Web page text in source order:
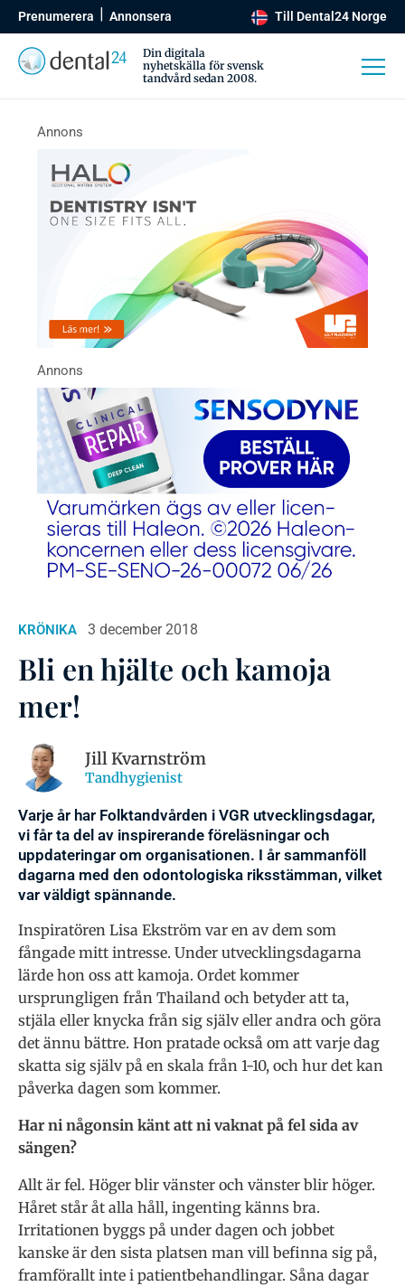
Prenumerera Annonsera Till Dental24 Norge
Din digitala
nyhetskälla för svensk
tandvård sedan 2008.
KRÖNIKA 3 december 2018
Bli en hjälte och kamoja
mer!
Jill Kvarnström
Tandhygienist
Varje år har Folktandvården i VGR utvecklingsdagar,
vi får ta del av inspirerande föreläsningar och
uppdateringar om organisationen. I år sammanföll
dagarna med den odontologiska riksstämman, vilket
var väldigt spännande.
Inspiratören Lisa Ekström var en av dem som
fångade mitt intresse. Under utvecklingsdagarna
lärde hon oss att kamoja. Ordet kommer
ursprungligen från Thailand och betyder att ta,
stjäla eller knycka från sig själv eller andra och göra
det ännu bättre. Hon pratade också om att varje dag
skatta sig själv på en skala från 1-10, och hur det kan
påverka dagen som kommer.
Har ni någonsin känt att ni vaknat på fel sida av
sängen?
Allt är fel. Höger blir vänster och vänster blir höger.
Håret står åt alla håll, ingenting känns bra.
Irritationen byggs på under dagen och jobbet
kanske är den sista platsen man vill befinna sig på,
framförallt inte i patientbehandlingar. Såna dagar